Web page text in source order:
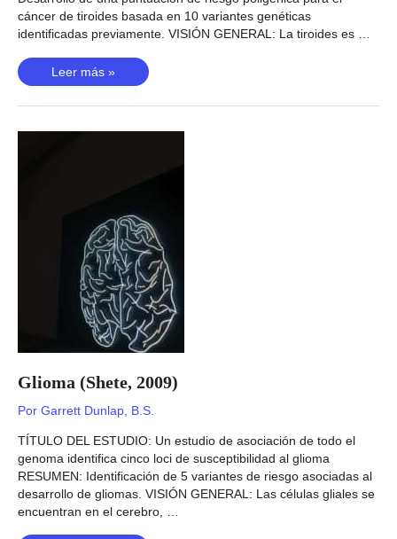
cáncer de tiroides basada en 10 variantes genéticas
identificadas previamente. VISIÓN GENERAL: La tiroides es …
Cáncer
de
tiroides
Leer más »
Glioma (Shete, 2009)
Por Garrett Dunlap, B.S.
TÍTULO DEL ESTUDIO: Un estudio de asociación de todo el
genoma identifica cinco loci de susceptibilidad al glioma
RESUMEN: Identificación de 5 variantes de riesgo asociadas al
desarrollo de gliomas. VISIÓN GENERAL: Las células gliales se
encuentran en el cerebro, …